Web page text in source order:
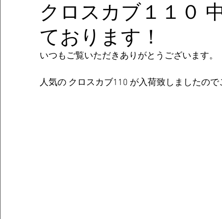
クロスカブ１１０
ております！
いつもご覧いただきありがとうございます。
人気の クロスカブ110 が入荷致しましたの